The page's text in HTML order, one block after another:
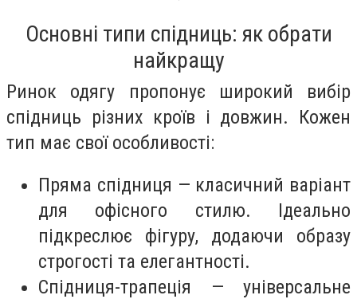
Основні типи спідниць: як обрати
найкращу
Ринок одягу пропонує широкий вибір
спідниць різних кроїв і довжин. Кожен
тип має свої особливості:
Пряма спідниця — класичний варіант
для офісного стилю. Ідеально
підкреслює фігуру, додаючи образу
строгості та елегантності.
Спідниця-трапеція — універсальне